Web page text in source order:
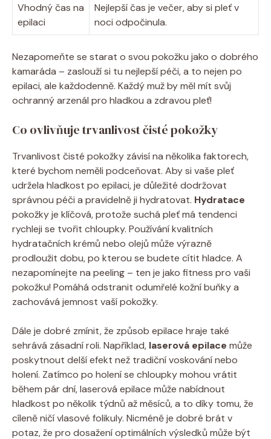
Vhodný čas na
epilaci
Nejlepší čas je večer, aby si pleť v
noci odpočinula.
Nezapomeňte se starat o svou pokožku jako o dobrého
kamaráda – zaslouží si tu nejlepší péči, a to nejen po
epilaci, ale každodenně. Každý muž by měl mít svůj
ochranný arzenál pro hladkou a zdravou pleť!
Co ovlivňuje trvanlivost čisté pokožky
Trvanlivost čisté pokožky závisí na několika faktorech,
které bychom neměli podceňovat. Aby si vaše pleť
udržela hladkost po epilaci, je důležité dodržovat
správnou péči a pravidelně ji hydratovat. Hydratace
pokožky je klíčová, protože suchá pleť má tendenci
rychleji se tvořit chloupky. Používání kvalitních
hydratačních krémů nebo olejů může výrazně
prodloužit dobu, po kterou se budete cítit hladce. A
nezapomínejte na peeling – ten je jako fitness pro vaši
pokožku! Pomáhá odstranit odumřelé kožní buňky a
zachovává jemnost vaší pokožky.
Dále je dobré zmínit, že způsob epilace hraje také
sehrává zásadní roli. Například, laserová epilace může
poskytnout delší efekt než tradiční voskování nebo
holení. Zatímco po holení se chloupky mohou vrátit
během pár dní, laserová epilace může nabídnout
hladkost po několik týdnů až měsíců, a to díky tomu, že
cíleně ničí vlasové folikuly. Nicméně je dobré brát v
potaz, že pro dosažení optimálních výsledků může být